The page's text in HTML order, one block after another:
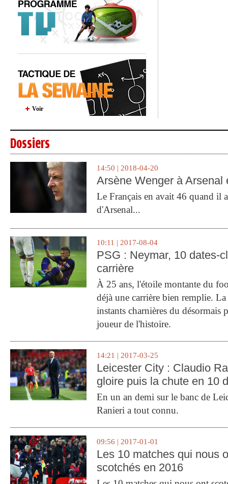
Voir
Dossiers
14:50 | 2018-04-20
Arsène Wenger à Arsenal
Le Français en avait 46 quand il
d'Arsenal...
10:11 | 2017-08-04
PSG : Neymar, 10 dates-
carrière
À 25 ans, l'étoile montante du
déjà une carrière bien remplie.
instants charnières du désormais
joueur de l'histoire.
14:21 | 2017-03-25
Leicester City : Claudio
gloire puis la chute en 10
En un an demi sur le banc de
Ranieri a tout connu.
09:56 | 2017-01-01
Les 10 matches qui nous
scotchés en 2016